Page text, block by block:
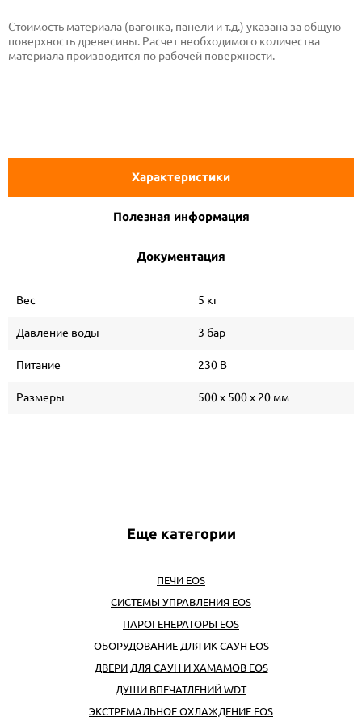
Стоимость материала (вагонка, панели и т.д.) указана за общую
поверхность древесины. Расчет необходимого количества
материала производится по рабочей поверхности.
Характеристики
Полезная информация
Документация
Вес 5 кг
Давление воды 3 бар
Питание 230 В
Размеры 500 х 500 х 20 мм
Еще категории
ПЕЧИ EOS
СИСТЕМЫ УПРАВЛЕНИЯ EOS
ПАРОГЕНЕРАТОРЫ EOS
ОБОРУДОВАНИЕ ДЛЯ ИК САУН EOS
ДВЕРИ ДЛЯ САУН И ХАМАМОВ EOS
ДУШИ ВПЕЧАТЛЕНИЙ WDT
ЭКСТРЕМАЛЬНОЕ ОХЛАЖДЕНИЕ EOS